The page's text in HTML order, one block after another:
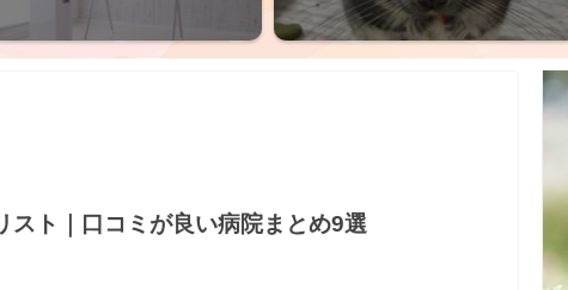
スト｜口コミが良い病院まとめ9選